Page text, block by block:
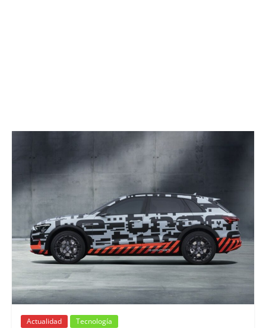
Actualidad Tecnología